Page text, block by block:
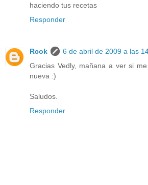
haciendo tus recetas
Responder
Rcok
6 de abril de 2009 a las
Gracias Vedly, mañana a ver si
nueva :)
Saludos.
Responder